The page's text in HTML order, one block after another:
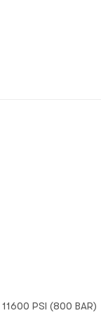
11600 PSI (800 BAR)